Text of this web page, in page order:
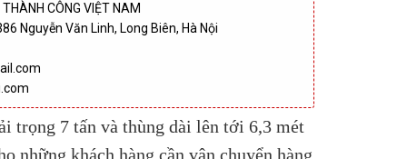
CÔNG VIỆT NAM
Nguyễn Văn Linh, Long Biên, Hà Nội
trọng 7 tấn và thùng dài lên tới 6,3 mét